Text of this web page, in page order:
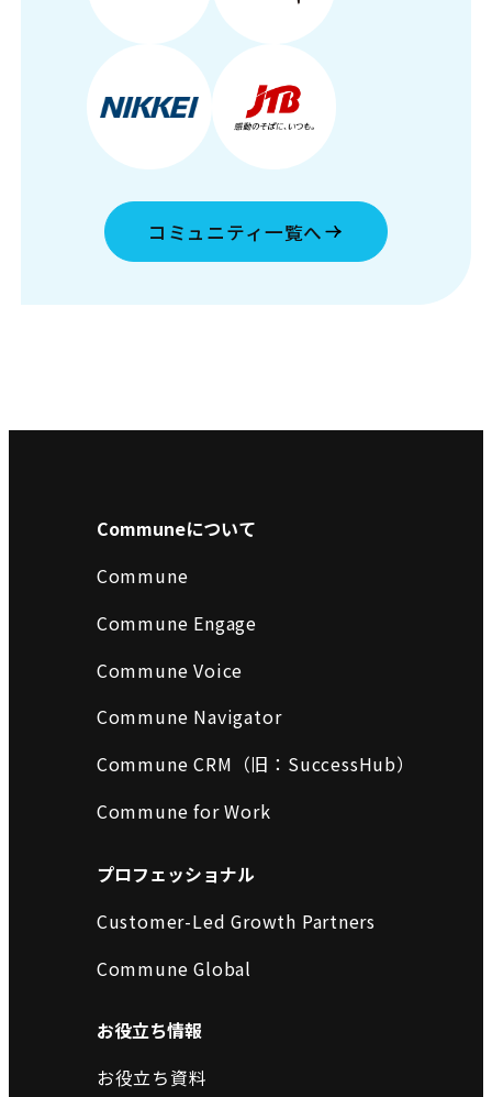
コミュニティ一覧へ
Communeについて
Commune
Commune Engage
Commune Voice
Commune Navigator
Commune CRM（旧：SuccessHub）
Commune for Work
プロフェッショナル
Customer-Led Growth Partners
Commune Global
お役立ち情報
お役立ち資料